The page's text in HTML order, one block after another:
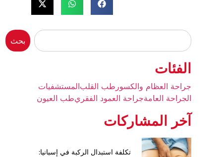
بحث
الفئات
جراحة العظام والكسور طب القلبالمستشفيات
الجراحة العامةجراحة العمود الفقريطب العيون
آخر المشاركات
تكلفة استبدال الركبة في إسبانيا: